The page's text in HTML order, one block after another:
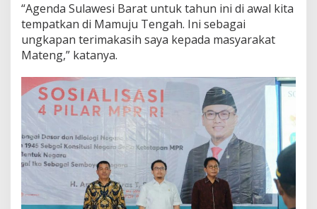
“Agenda Sulawesi Barat untuk tahun ini di awal kita
tempatkan di Mamuju Tengah. Ini sebagai
ungkapan terimakasih saya kepada masyarakat
Mateng,” katanya.